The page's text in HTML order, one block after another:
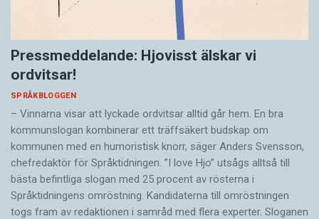
Pressmeddelande: Hjovisst älskar vi
ordvitsar!
SPRÅKBLOGGEN
– Vinnarna visar att lyckade ordvitsar alltid går hem. En bra
kommunslogan kombinerar ett träffsäkert budskap om
kommunen med en humoristisk knorr, säger Anders Svensson,
chefredaktör för Språktidningen. ”I love Hjo” utsågs alltså till
bästa befintliga slogan med 25 procent av rösterna i
Språktidningens omröstning. Kandidaterna till omröstningen
togs fram av redaktionen i samråd med flera experter. Sloganen